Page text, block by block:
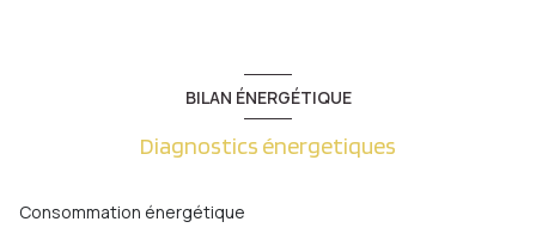
BILAN ÉNERGÉTIQUE
Diagnostics énergetiques
Consommation énergétique